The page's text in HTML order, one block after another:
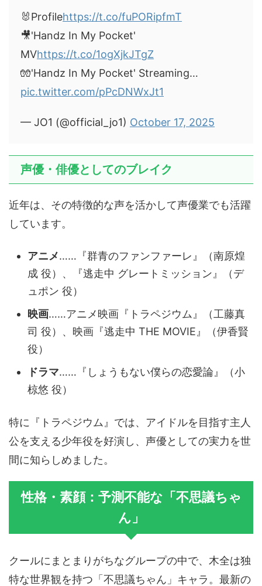
🐰Profilehttps://t.co/fuPORipfmT
🎥'Handz In My Pocket'
MVhttps://t.co/1ogXjkJTgZ
🧤'Handz In My Pocket' Streaming…
pic.twitter.com/pPcDNWxJt1
— JO1 (@official_jo1) October 17, 2025
声優・俳優としてのブレイク
近年は、その特徴的な声を活かして声優業でも活躍
しています。
アニメ……『群青のファンファーレ』（南原煌
成 役）、『逃走中 グレートミッション』（デ
ュポン 役）
映画……アニメ映画『トラペジウム』（工藤真
司 役）、映画『逃走中 THE MOVIE』（伊香賢
役）
ドラマ……『しょうもない僕らの恋愛論』（小
椋悠 役）
特に『トラペジウム』では、アイドルを目指す主人
公を支える少年役を好演し、声優としての実力を世
間に知らしめました。
性格・素顔：予測不能な「不思議ちゃ
ん」
クールにまとまりがちなグループの中で、木全は独
特な世界観を持つ「不思議ちゃん」キャラ。最新の